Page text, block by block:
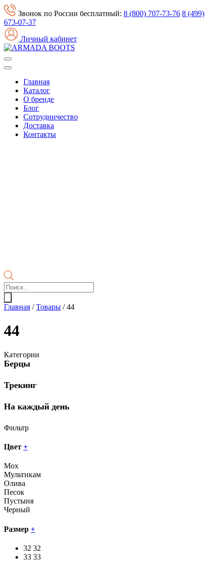
Звонок по России бесплатный: 8 (800) 707-73-76 8 (499)
673-07-37
Личный кабинет
Главная
Каталог
О бренде
Блог
Сотрудничество
Доставка
Контакты
Поиск
товаров
Главная / Товары / 44
44
Категории
Берцы
Трекинг
На каждый день
Фильтр
Цвет +
Мох
Мультикам
Олива
Песок
Пустыня
Черный
Размер +
32 32
33 33